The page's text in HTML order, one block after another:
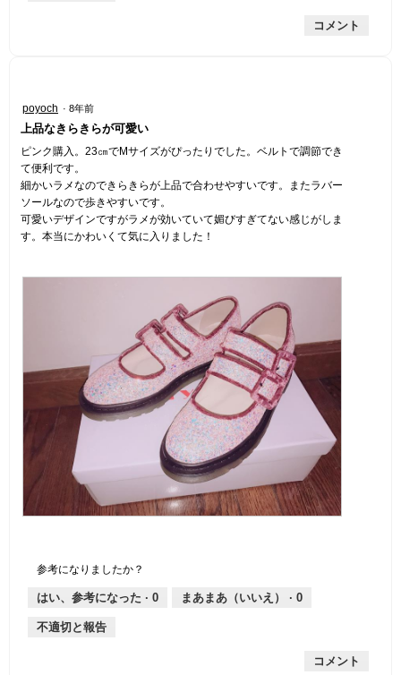
コメント
5
／
5
個
で
す。
poyoch · 8年前
上品なきらきらが可愛い
ピンク購入。23㎝でMサイズがぴったりでした。ベルトで調節でき
て便利です。
細かいラメなのできらきらが上品で合わせやすいです。またラバー
ソールなので歩きやすいです。
可愛いデザインですがラメが効いていて媚びすぎてない感じがしま
す。本当にかわいくて気に入りました！
参考になりましたか？
はい、参考になった · 0 まあまあ（いいえ） · 0
不適切と報告
コメント